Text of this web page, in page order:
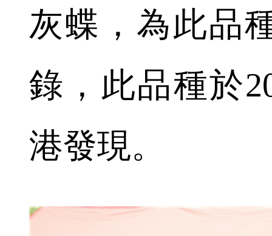
灰蝶，為此品
錄，此品種於
港發現。